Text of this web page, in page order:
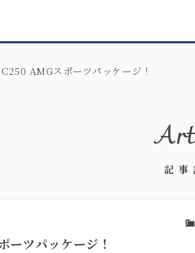
AMGスポーツパッケージ！
記事
ーツパッケージ！